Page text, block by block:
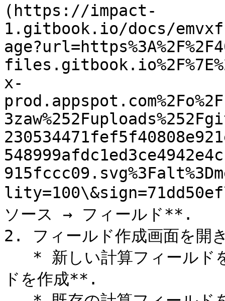
(https://impact-
1.gitbook.io/docs/
x-
ソース → フィールド**.
2. フィールド作成画面を開
ドを作成**.